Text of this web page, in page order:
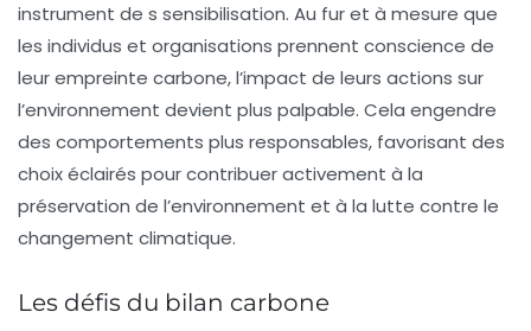
instrument de s sensibilisation. Au fur et à mesure que
les individus et organisations prennent conscience de
leur empreinte carbone, l’impact de leurs actions sur
l’environnement devient plus palpable. Cela engendre
des comportements plus responsables, favorisant des
choix éclairés pour contribuer activement à la
préservation de l’environnement et à la lutte contre le
changement climatique.
Les défis du bilan carbone